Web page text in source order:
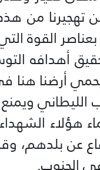
تهجيرنا من
القوة
أهدافه
أرضنا
هؤلاء
عن بلدهم،